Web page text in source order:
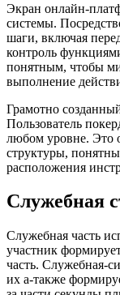
Экран онлайн-
системы.
шаги, включая
контроль
понятным, чтобы
выполнение
Грамотно
Пользователь
любом уровне. Это
структуры,
расположения
Служебная
Служебная часть
участник
часть. Служебная-
их а-также